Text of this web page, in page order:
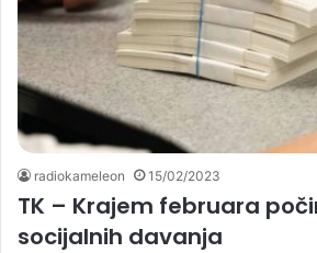
radiokameleon 15/02/2023
TK – Krajem februara
socijalnih davanja